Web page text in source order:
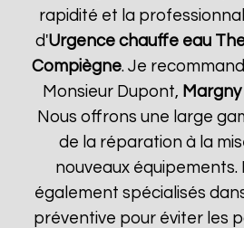
rapidité et la
d'Urgence chauffe eau
Compiègne. Je
Monsieur Dupont,
Nous offrons une large
de la réparation à la
nouveaux équipements.
également spécialisés
préventive pour éviter les